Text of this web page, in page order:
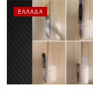
ΕΛΛΆΔΑ